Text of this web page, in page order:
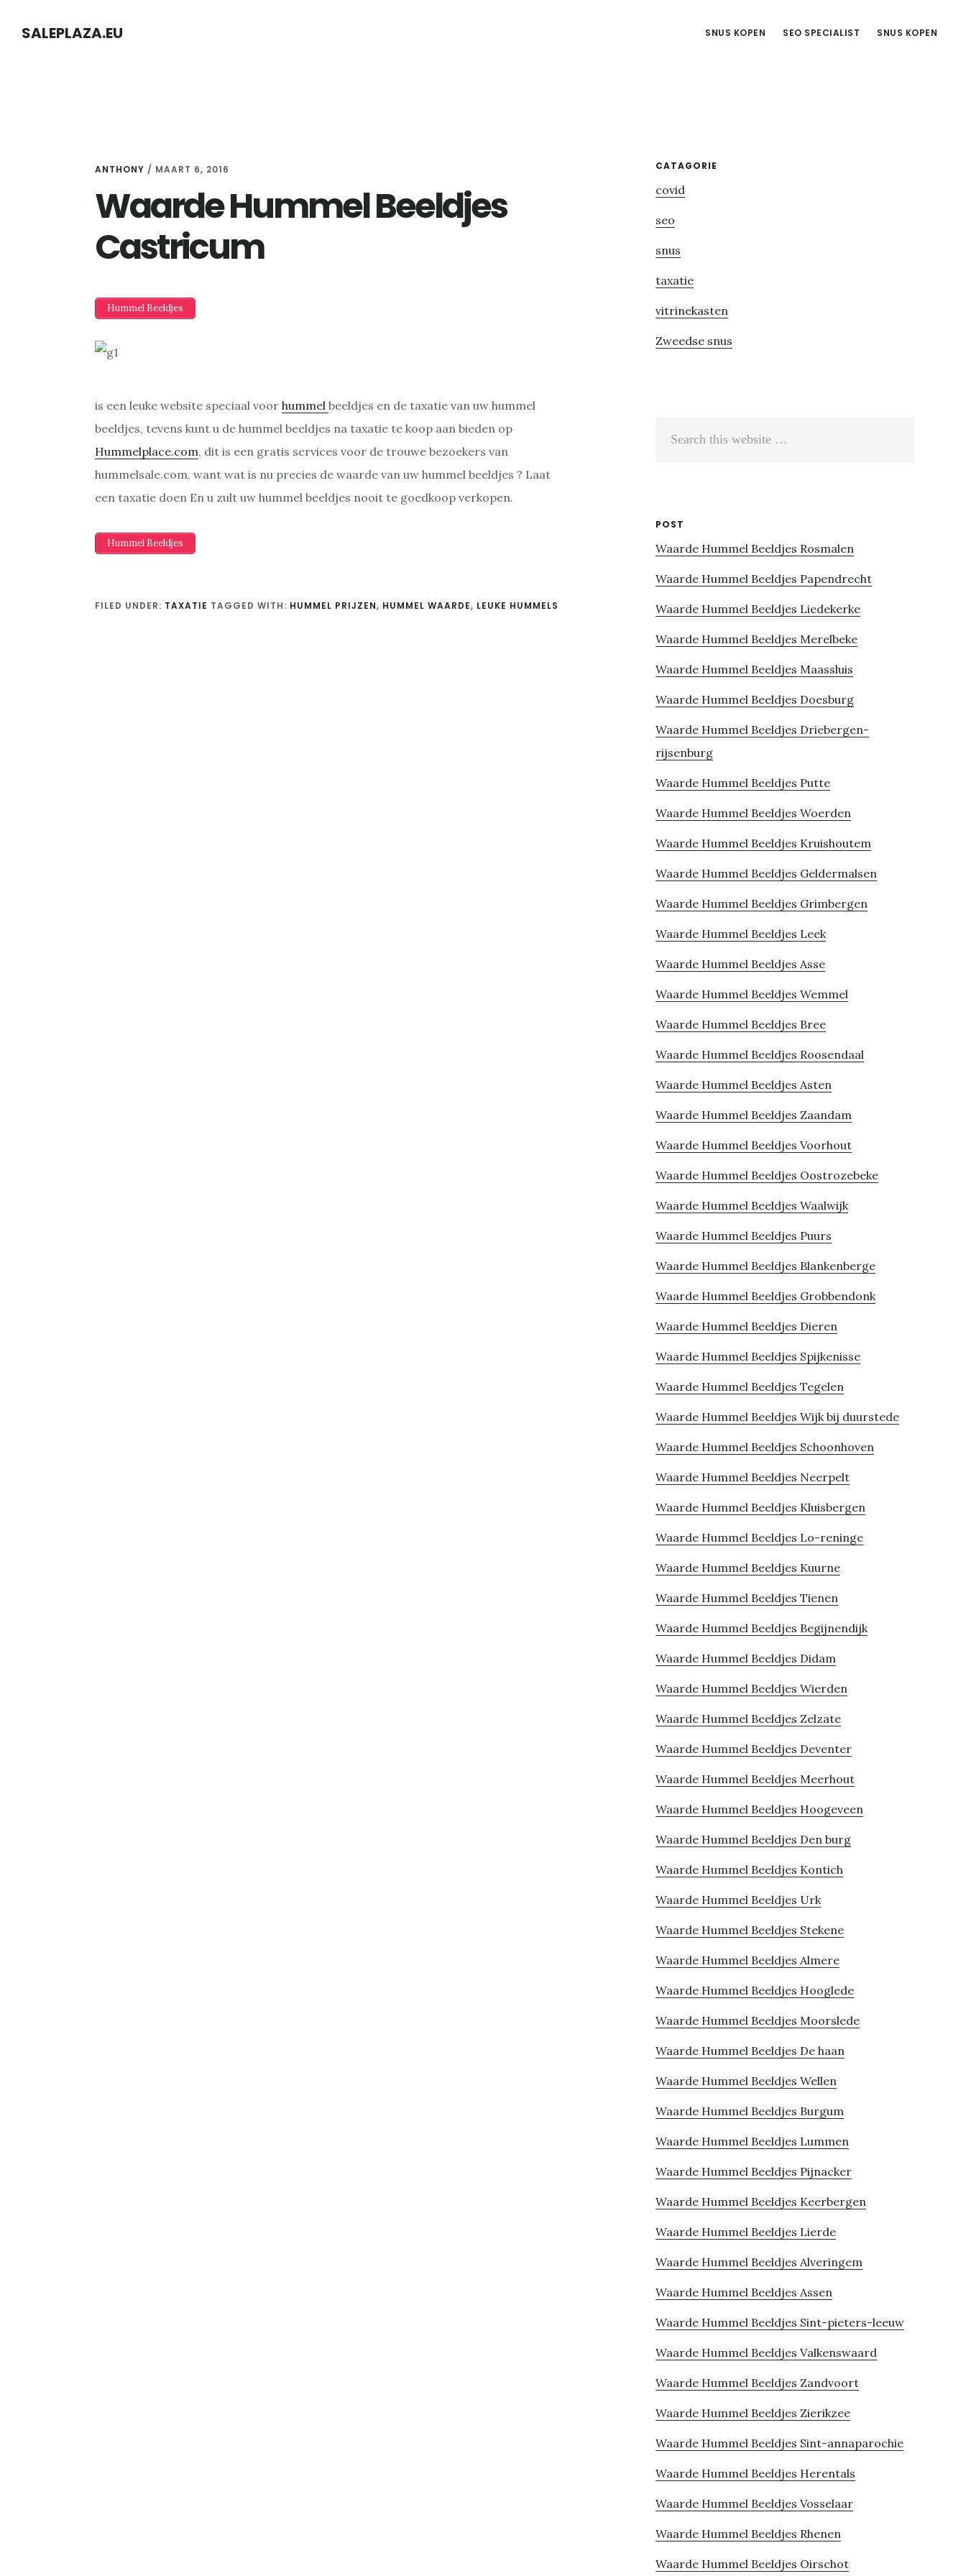
SALEPLAZA.EU SNUS KOPEN SEO SPECIALIST SNUS KOPEN
ANTHONY / MAART 6, 2016
Waarde Hummel Beeldjes
Castricum
Hummel Beeldjes
is een leuke website speciaal voor hummel beeldjes en de taxatie van uw hummel
beeldjes, tevens kunt u de hummel beeldjes na taxatie te koop aan bieden op
Hummelplace.com, dit is een gratis services voor de trouwe bezoekers van
hummelsale.com, want wat is nu precies de waarde van uw hummel beeldjes ? Laat
een taxatie doen En u zult uw hummel beeldjes nooit te goedkoop verkopen.
Hummel Beeldjes
FILED UNDER: TAXATIE TAGGED WITH: HUMMEL PRIJZEN, HUMMEL WAARDE, LEUKE HUMMELS
Primary
Sidebar
CATAGORIE
covid
seo
snus
taxatie
vitrinekasten
Zweedse snus
POST
Waarde Hummel Beeldjes Rosmalen
Waarde Hummel Beeldjes Papendrecht
Waarde Hummel Beeldjes Liedekerke
Waarde Hummel Beeldjes Merelbeke
Waarde Hummel Beeldjes Maassluis
Waarde Hummel Beeldjes Doesburg
Waarde Hummel Beeldjes Driebergen-
rijsenburg
Waarde Hummel Beeldjes Putte
Waarde Hummel Beeldjes Woerden
Waarde Hummel Beeldjes Kruishoutem
Waarde Hummel Beeldjes Geldermalsen
Waarde Hummel Beeldjes Grimbergen
Waarde Hummel Beeldjes Leek
Waarde Hummel Beeldjes Asse
Waarde Hummel Beeldjes Wemmel
Waarde Hummel Beeldjes Bree
Waarde Hummel Beeldjes Roosendaal
Waarde Hummel Beeldjes Asten
Waarde Hummel Beeldjes Zaandam
Waarde Hummel Beeldjes Voorhout
Waarde Hummel Beeldjes Oostrozebeke
Waarde Hummel Beeldjes Waalwijk
Waarde Hummel Beeldjes Puurs
Waarde Hummel Beeldjes Blankenberge
Waarde Hummel Beeldjes Grobbendonk
Waarde Hummel Beeldjes Dieren
Waarde Hummel Beeldjes Spijkenisse
Waarde Hummel Beeldjes Tegelen
Waarde Hummel Beeldjes Wijk bij duurstede
Waarde Hummel Beeldjes Schoonhoven
Waarde Hummel Beeldjes Neerpelt
Waarde Hummel Beeldjes Kluisbergen
Waarde Hummel Beeldjes Lo-reninge
Waarde Hummel Beeldjes Kuurne
Waarde Hummel Beeldjes Tienen
Waarde Hummel Beeldjes Begijnendijk
Waarde Hummel Beeldjes Didam
Waarde Hummel Beeldjes Wierden
Waarde Hummel Beeldjes Zelzate
Waarde Hummel Beeldjes Deventer
Waarde Hummel Beeldjes Meerhout
Waarde Hummel Beeldjes Hoogeveen
Waarde Hummel Beeldjes Den burg
Waarde Hummel Beeldjes Kontich
Waarde Hummel Beeldjes Urk
Waarde Hummel Beeldjes Stekene
Waarde Hummel Beeldjes Almere
Waarde Hummel Beeldjes Hooglede
Waarde Hummel Beeldjes Moorslede
Waarde Hummel Beeldjes De haan
Waarde Hummel Beeldjes Wellen
Waarde Hummel Beeldjes Burgum
Waarde Hummel Beeldjes Lummen
Waarde Hummel Beeldjes Pijnacker
Waarde Hummel Beeldjes Keerbergen
Waarde Hummel Beeldjes Lierde
Waarde Hummel Beeldjes Alveringem
Waarde Hummel Beeldjes Assen
Waarde Hummel Beeldjes Sint-pieters-leeuw
Waarde Hummel Beeldjes Valkenswaard
Waarde Hummel Beeldjes Zandvoort
Waarde Hummel Beeldjes Zierikzee
Waarde Hummel Beeldjes Sint-annaparochie
Waarde Hummel Beeldjes Herentals
Waarde Hummel Beeldjes Vosselaar
Waarde Hummel Beeldjes Rhenen
Waarde Hummel Beeldjes Oirschot